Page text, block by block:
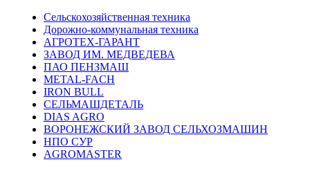
Сельскохозяйственная техника
Дорожно-коммунальная техника
АГРОТЕХ-ГАРАНТ
ЗАВОД ИМ. МЕДВЕДЕВА
ПАО ПЕНЗМАШ
METAL-FACH
IRON BULL
СЕЛЬМАШДЕТАЛЬ
DIAS AGRO
ВОРОНЕЖСКИЙ ЗАВОД СЕЛЬХОЗМАШИН
НПО СУР
AGROMASTER